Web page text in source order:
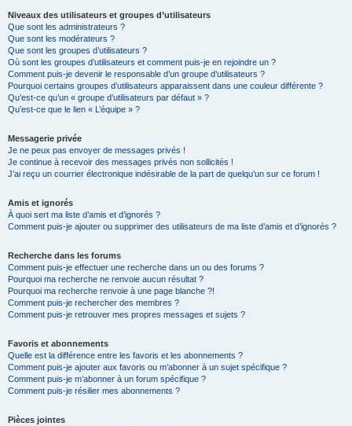
Niveaux des utilisateurs et groupes d’utilisateurs
Que sont les administrateurs ?
Que sont les modérateurs ?
Que sont les groupes d’utilisateurs ?
Où sont les groupes d’utilisateurs et comment puis-je en rejoindre un ?
Comment puis-je devenir le responsable d’un groupe d’utilisateurs ?
Pourquoi certains groupes d’utilisateurs apparaissent dans une couleur différente ?
Qu’est-ce qu’un « groupe d’utilisateurs par défaut » ?
Qu’est-ce que le lien « L’équipe » ?
Messagerie privée
Je ne peux pas envoyer de messages privés !
Je continue à recevoir des messages privés non sollicités !
J’ai reçu un courrier électronique indésirable de la part de quelqu’un sur ce forum !
Amis et ignorés
À quoi sert ma liste d’amis et d’ignorés ?
Comment puis-je ajouter ou supprimer des utilisateurs de ma liste d’amis et d’ignorés ?
Recherche dans les forums
Comment puis-je effectuer une recherche dans un ou des forums ?
Pourquoi ma recherche ne renvoie aucun résultat ?
Pourquoi ma recherche renvoie à une page blanche ?!
Comment puis-je rechercher des membres ?
Comment puis-je retrouver mes propres messages et sujets ?
Favoris et abonnements
Quelle est la différence entre les favoris et les abonnements ?
Comment puis-je ajouter aux favoris ou m’abonner à un sujet spécifique ?
Comment puis-je m’abonner à un forum spécifique ?
Comment puis-je résilier mes abonnements ?
Pièces jointes